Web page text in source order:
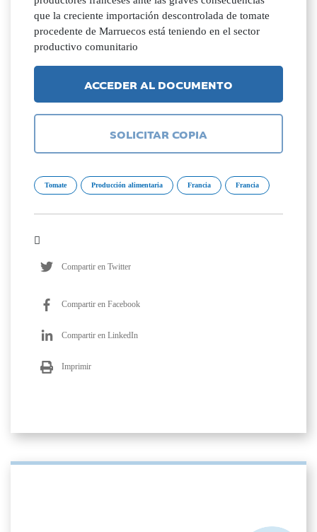
que la creciente importación descontrolada de tomate
procedente de Marruecos está teniendo en el sector
productivo comunitario
ACCEDER AL DOCUMENTO
SOLICITAR COPIA
Tomate Producción alimentaria Francia Francia
Compartir en Twitter
Compartir en Facebook
Compartir en LinkedIn
Imprimir